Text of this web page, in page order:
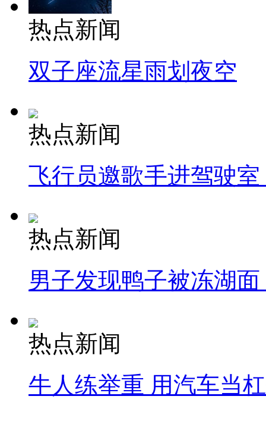
热点新闻
双子座流星雨划夜空
热点新闻
飞行员邀歌手进驾驶
热点新闻
男子发现鸭子被冻湖
热点新闻
牛人练举重 用汽车当